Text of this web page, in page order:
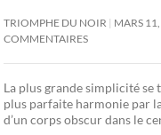
TRIOMPHE DU NOIR MARS
COMMENTAIRES
La plus grande simplicité se
plus parfaite harmonie par
d’un corps obscur dans le